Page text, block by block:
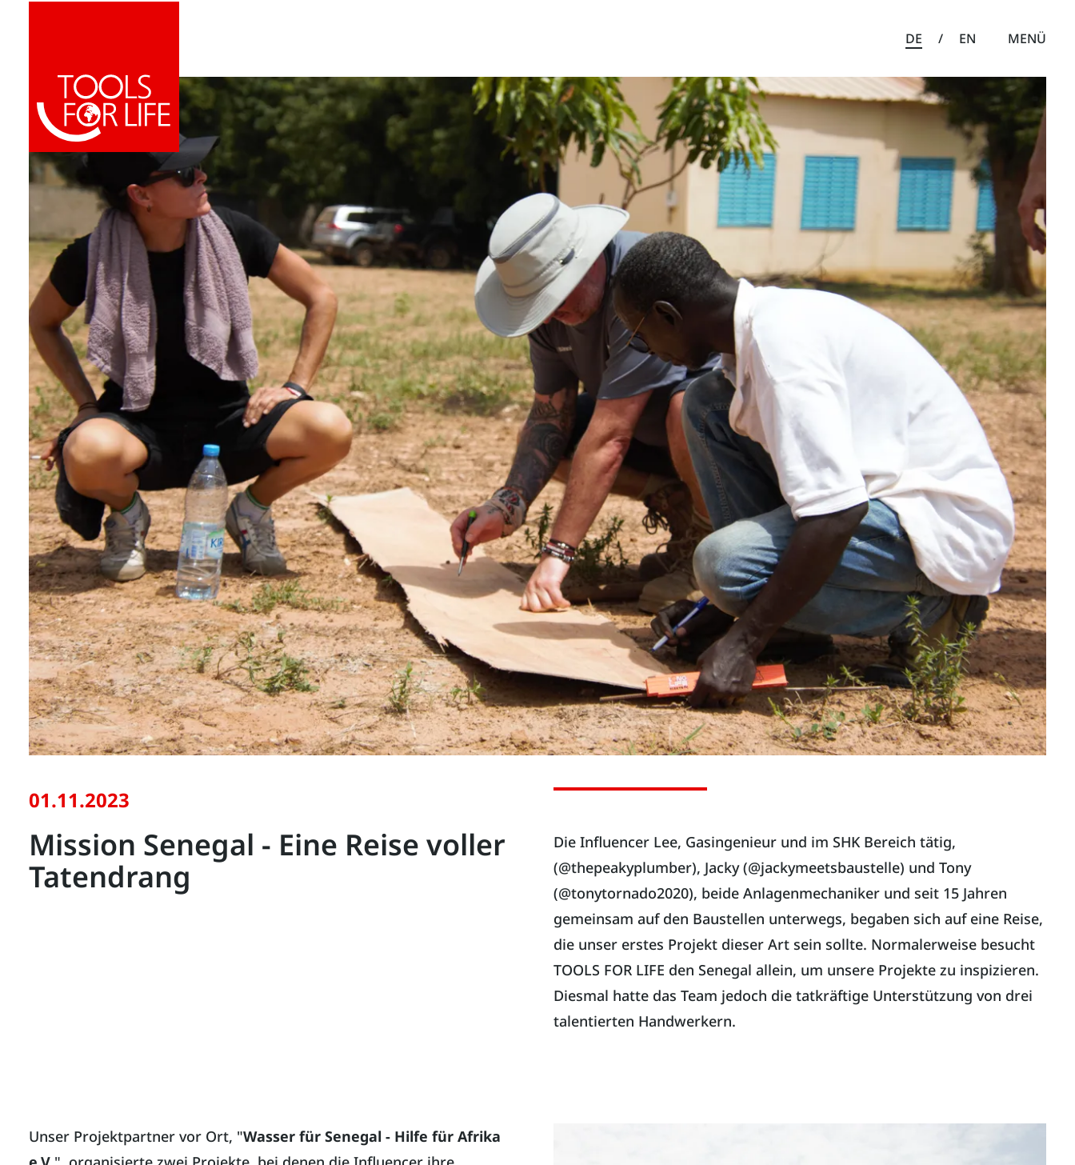
DE / EN MENÜ
01.11.2023
Mission Senegal - Eine Reise voller
Tatendrang
Die Influencer Lee, Gasingenieur und im SHK Bereich tätig,
(@thepeakyplumber), Jacky (@jackymeetsbaustelle) und Tony
(@tonytornado2020), beide Anlagenmechaniker und seit 15 Jahren
gemeinsam auf den Baustellen unterwegs, begaben sich auf eine Reise,
die unser erstes Projekt dieser Art sein sollte. Normalerweise besucht
TOOLS FOR LIFE den Senegal allein, um unsere Projekte zu inspizieren.
Diesmal hatte das Team jedoch die tatkräftige Unterstützung von drei
talentierten Handwerkern.
Unser Projektpartner vor Ort, "Wasser für Senegal - Hilfe für Afrika